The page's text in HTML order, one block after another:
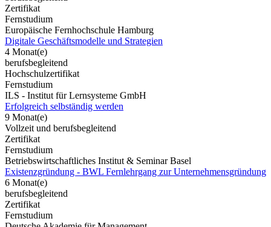
Zertifikat
Fernstudium
Europäische Fernhochschule Hamburg
Digitale Geschäftsmodelle und Strategien
4 Monat(e)
berufsbegleitend
Hochschulzertifikat
Fernstudium
ILS - Institut für Lernsysteme GmbH
Erfolgreich selbständig werden
9 Monat(e)
Vollzeit und berufsbegleitend
Zertifikat
Fernstudium
Betriebswirtschaftliches Institut & Seminar Basel
Existenzgründung - BWL Fernlehrgang zur Unternehmensgründung
6 Monat(e)
berufsbegleitend
Zertifikat
Fernstudium